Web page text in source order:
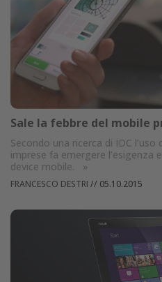
Sale la febbre del mobile
Secondo una ricerca di IDC
imprese fa emergere l’esigenza
device mobile.
»
FRANCESCO DESTRI // 05.10.2015